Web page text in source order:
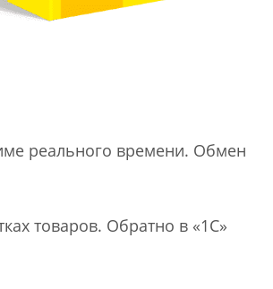
реального времени. Обмен
товаров. Обратно в «1С»